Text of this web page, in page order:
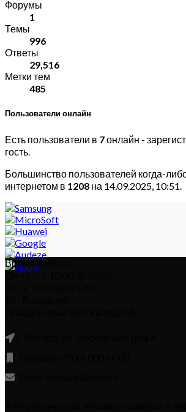
Форумы
1
Темы
996
Ответы
29,516
Метки тем
485
Пользователи онлайн
Есть пользователи в 7онлайн -
гость.
Большинство пользователей когда-
интернетом в 1208 на 14.09.2025, 10:51.
Время работы:
Пн – Пт: с 10:00 до 20:00